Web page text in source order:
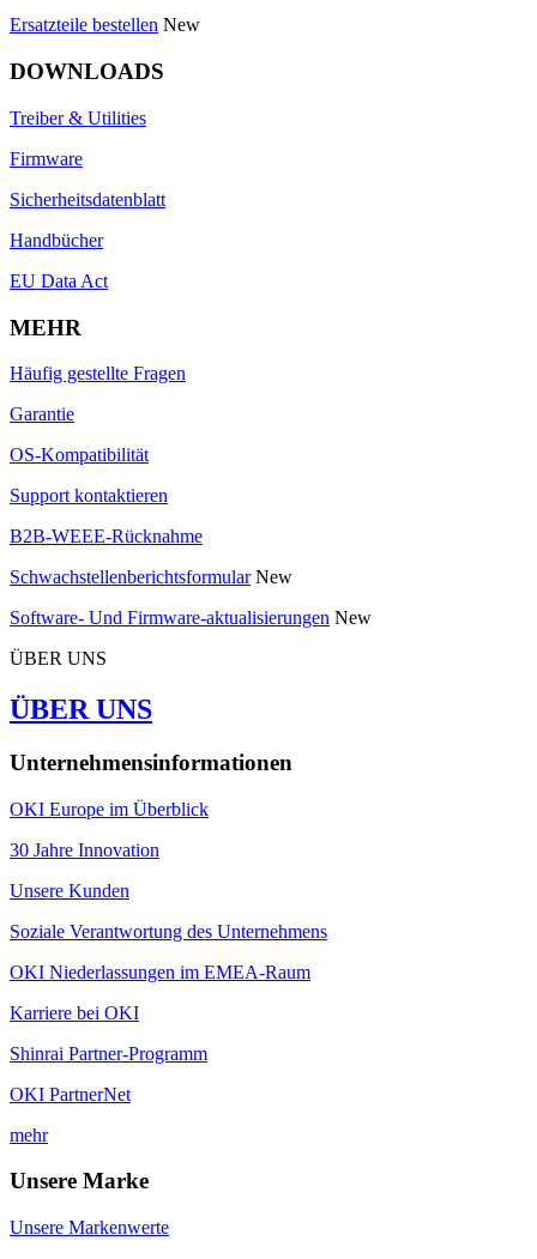
Ersatzteile bestellen New
DOWNLOADS
Treiber & Utilities
Firmware
Sicherheitsdatenblatt
Handbücher
EU Data Act
MEHR
Häufig gestellte Fragen
Garantie
OS-Kompatibilität
Support kontaktieren
B2B-WEEE-Rücknahme
Schwachstellenberichtsformular New
Software- Und Firmware-aktualisierungen New
ÜBER UNS
ÜBER UNS
Unternehmensinformationen
OKI Europe im Überblick
30 Jahre Innovation
Unsere Kunden
Soziale Verantwortung des Unternehmens
OKI Niederlassungen im EMEA-Raum
Karriere bei OKI
Shinrai Partner-Programm
OKI PartnerNet
mehr
Unsere Marke
Unsere Markenwerte